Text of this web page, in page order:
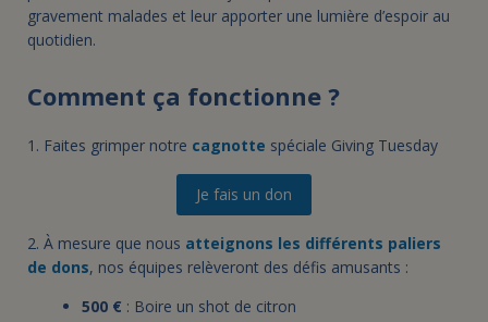
gravement malades et leur apporter une lumière d’espoir au
quotidien.
Comment ça fonctionne ?
1. Faites grimper notre cagnotte spéciale Giving Tuesday
Je fais un don
2. À mesure que nous atteignons les différents paliers
de dons, nos équipes relèveront des défis amusants :
500 € : Boire un shot de citron